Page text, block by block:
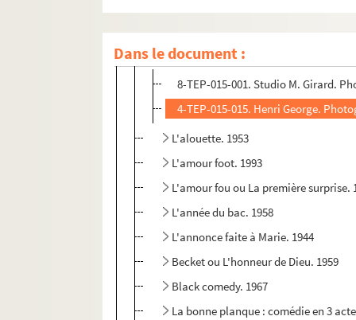
Dans le document :
Adorable Julia : pièce en 3 actes. 1954
8-TEP-015-001. Studio M. Girard.
4-TEP-015-015. Henri George.
L'alouette. 1953
L'amour foot. 1993
L'amour fou ou La première surprise.
L'année du bac. 1958
L'annonce faite à Marie. 1944
Becket ou L'honneur de Dieu. 1959
Black comedy. 1967
La bonne planque : comédie en 3